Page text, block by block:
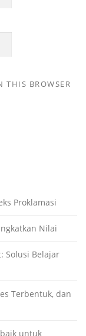
THIS BROWSER
Proklamasi
Nilai
Solusi Belajar
Terbentuk, dan
untuk